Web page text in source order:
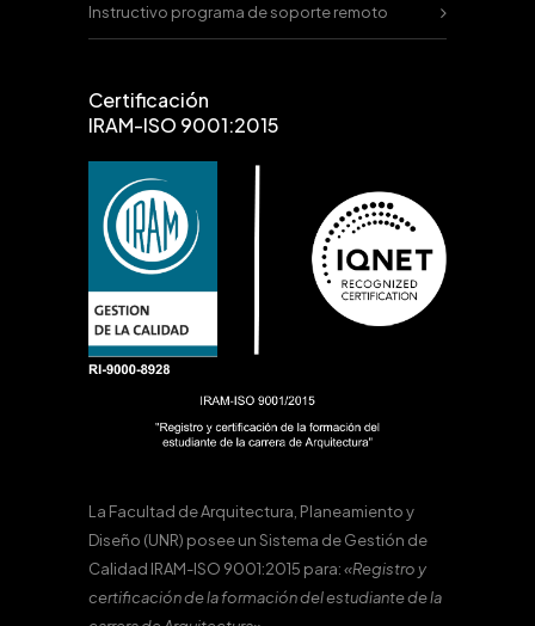
Instructivo programa de soporte remoto
Certificación
IRAM-ISO 9001:2015
La Facultad de Arquitectura, Planeamiento y
Diseño (UNR) posee un Sistema de Gestión de
Calidad IRAM-ISO 9001:2015 para:«Registro y
certificación de la formación del estudiante de la